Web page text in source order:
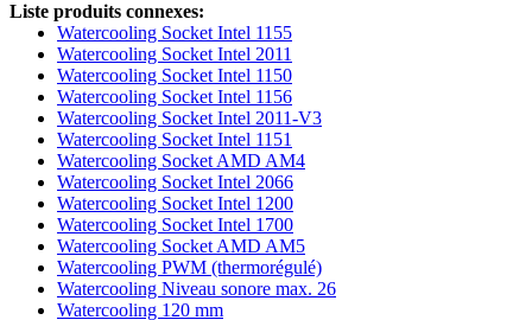
Liste produits connexes:
Watercooling Socket Intel 1155
Watercooling Socket Intel 2011
Watercooling Socket Intel 1150
Watercooling Socket Intel 1156
Watercooling Socket Intel 2011-V3
Watercooling Socket Intel 1151
Watercooling Socket AMD AM4
Watercooling Socket Intel 2066
Watercooling Socket Intel 1200
Watercooling Socket Intel 1700
Watercooling Socket AMD AM5
Watercooling PWM (thermorégulé)
Watercooling Niveau sonore max. 26
Watercooling 120 mm